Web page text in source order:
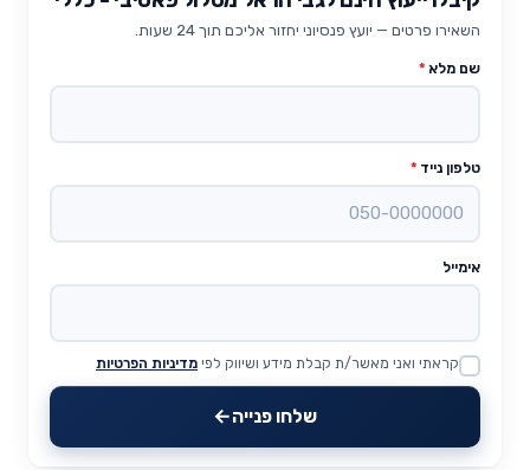
השאירו פרטים — יועץ פנסיוני יחזור אליכם תוך 24 שעות.
שם מלא *
טלפון נייד *
אימייל
Website
קראתי ואני מאשר/ת קבלת מידע ושיווק לפי מדיניות הפרטיות
שלחו פנייה